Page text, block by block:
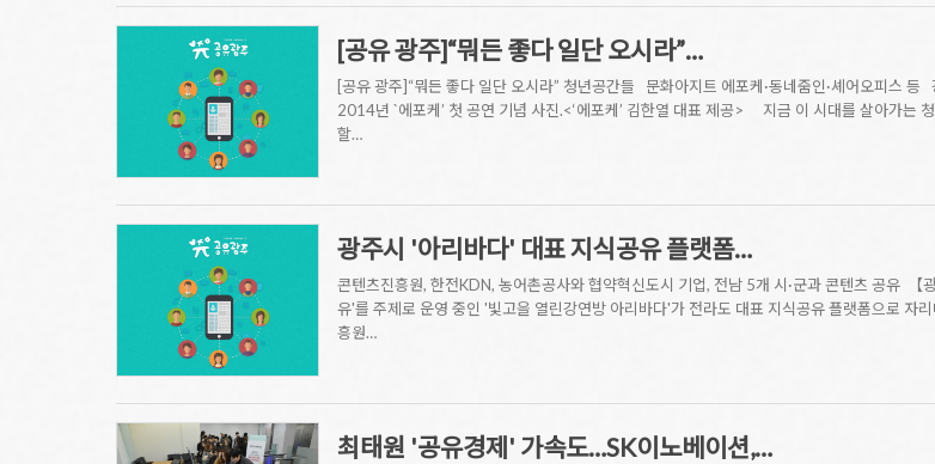
[공유 광주]“뭐든 좋다 일단 오시라”…
[공유 광주]“뭐든 좋다 일단 오시라” 청년공간들 문화아지트 에포케·동네줌인·셰어오피
2014년 `에포케’ 첫 공연 기념 사진.<‘에포케’ 김한열 대표 제공> 지금 이 시대를 살아가는
할…
광주시 '아리바다' 대표 지식공유 플랫폼…
콘텐츠진흥원, 한전KDN, 농어촌공사와 협약혁신도시 기업, 전남 5개 시·군과 콘텐츠 공유
유'를 주제로 운영 중인 '빛고을 열린강연방 아리바다'가 전라도 대표 지식공유 플랫폼으로
흥원…
최태원 '공유경제' 가속도…SK이노베이션,…